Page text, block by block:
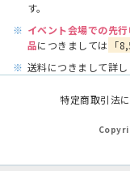
す。
※ イベント会場での先
品につきましては 「
※ 送料につきまして詳
特定商取引法